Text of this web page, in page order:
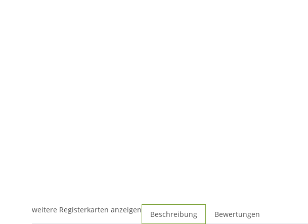
weitere Registerkarten anzeigen Beschreibung
Bewertungen